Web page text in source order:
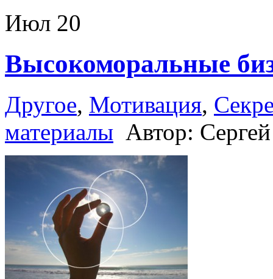
Июл 20
Высокоморальные
Другое, Мотивация,
материалы Автор: